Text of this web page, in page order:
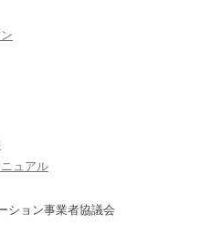
ュアル
ション事業者協議会